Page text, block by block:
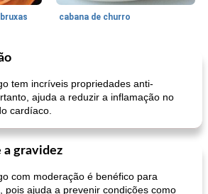
cabana de churro
tem incríveis propriedades anti-
ajuda a reduzir a inflamação no
cardíaco.
a gravidez
com moderação é benéfico para
pois ajuda a prevenir condições como